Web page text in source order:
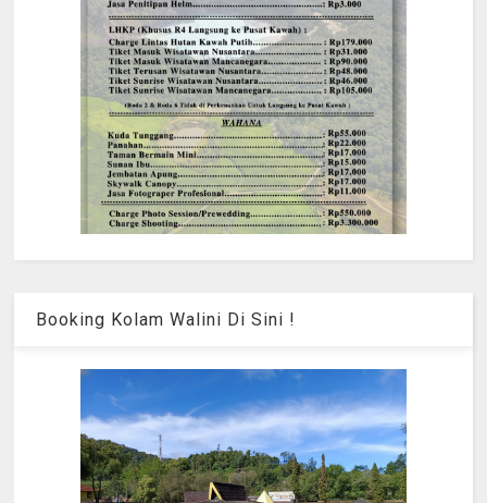
Booking Kolam Walini Di Sini !